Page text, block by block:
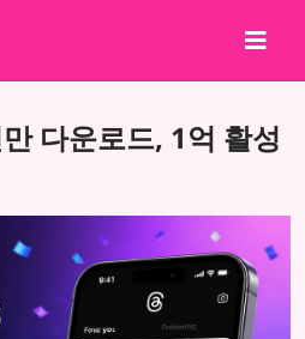
다운로드, 1억 활성